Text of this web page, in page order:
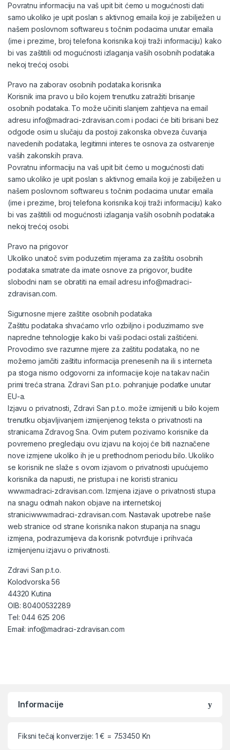
Povratnu informaciju na vaš upit bit ćemo u mogućnosti dati
samo ukoliko je upit poslan s aktivnog emaila koji je zabilježen u
našem poslovnom softwareu s točnim podacima unutar emaila
(ime i prezime, broj telefona korisnika koji traži informaciju) kako
bi vas zaštitili od mogućnosti izlaganja vaših osobnih podataka
nekoj trećoj osobi.
Pravo na zaborav osobnih podataka korisnika
Korisnik ima pravo u bilo kojem trenutku zatražiti brisanje
osobnih podataka. To može učiniti slanjem zahtjeva na email
adresu info@madraci-zdravisan.com i podaci će biti brisani bez
odgode osim u slučaju da postoji zakonska obveza čuvanja
navedenih podataka, legitimni interes te osnova za ostvarenje
vaših zakonskih prava.
Povratnu informaciju na vaš upit bit ćemo u mogućnosti dati
samo ukoliko je upit poslan s aktivnog emaila koji je zabilježen u
našem poslovnom softwareu s točnim podacima unutar emaila
(ime i prezime, broj telefona korisnika koji traži informaciju) kako
bi vas zaštitili od mogućnosti izlaganja vaših osobnih podataka
nekoj trećoj osobi.
Pravo na prigovor
Ukoliko unatoč svim poduzetim mjerama za zaštitu osobnih
podataka smatrate da imate osnove za prigovor, budite
slobodni nam se obratiti na email adresu info@madraci-
zdravisan.com.
Sigurnosne mjere zaštite osobnih podataka
Zaštitu podataka shvaćamo vrlo ozbiljno i poduzimamo sve
napredne tehnologije kako bi vaši podaci ostali zaštićeni.
Provodimo sve razumne mjere za zaštitu podataka, no ne
možemo jamčiti zaštitu informacija prenesenih na ili s interneta
pa stoga nismo odgovorni za informacije koje na takav način
primi treća strana. Zdravi San p.t.o. pohranjuje podatke unutar
EU-a.
Izjavu o privatnosti, Zdravi San p.t.o. može izmijeniti u bilo kojem
trenutku objavljivanjem izmijenjenog teksta o privatnosti na
stranicama Zdravog Sna. Ovim putem pozivamo korisnike da
povremeno pregledaju ovu izjavu na kojoj će biti naznačene
nove izmjene ukoliko ih je u prethodnom periodu bilo. Ukoliko
se korisnik ne slaže s ovom izjavom o privatnosti upućujemo
korisnika da napusti, ne pristupa i ne koristi stranicu
www.madraci-zdravisan.com. Izmjena izjave o privatnosti stupa
na snagu odmah nakon objave na internetskoj
straniciwww.madraci-zdravisan.com. Nastavak upotrebe naše
web stranice od strane korisnika nakon stupanja na snagu
izmjena, podrazumijeva da korisnik potvrđuje i prihvaća
izmijenjenu izjavu o privatnosti.
Zdravi San p.t.o.
Kolodvorska 56
44320 Kutina
OIB: 80400532289
Tel: 044 625 206
Email: info@madraci-zdravisan.com
Informacije
Fiksni tečaj konverzije: 1 € = 7.53450 Kn